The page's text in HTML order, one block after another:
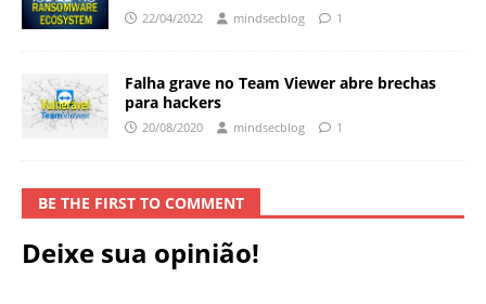
22/04/2022 mindsecblog 1
Falha grave no Team Viewer abre brechas
para hackers
20/08/2020 mindsecblog 1
BE THE FIRST TO COMMENT
Deixe sua opinião!